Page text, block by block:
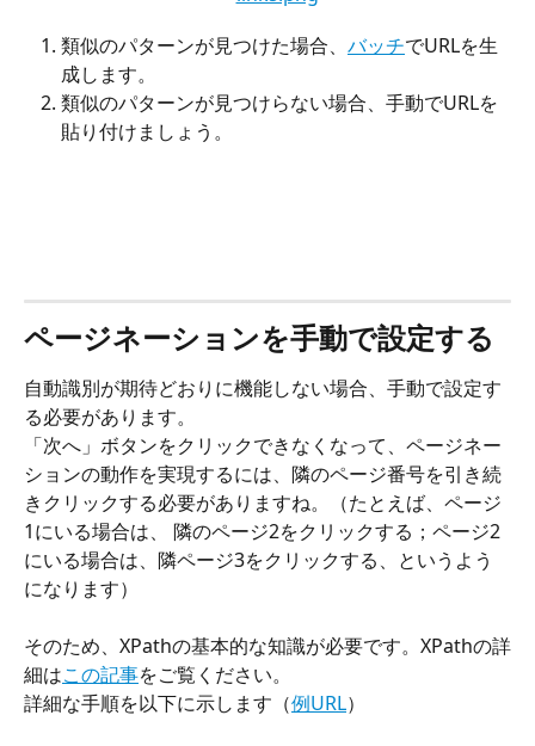
類似のパターンが見つけた場合、 バッチでURLを生
成します。
類似のパターンが見つけらない場合、手動でURLを
貼り付けましょう。
ページネーションを手動で設定する
自動識別が期待どおりに機能しない場合、手動で設定す
る必要があります。
「次へ」ボタンをクリックできなくなって、ページネー
ションの動作を実現するには、隣のページ番号を引き続
きクリックする必要がありますね。（たとえば、ページ
1にいる場合は、 隣のページ2をクリックする；ページ2
にいる場合は、隣ページ3をクリックする、というよう
になります）
そのため、XPathの基本的な知識が必要です。XPathの詳
細はこの記事をご覧ください。
詳細な手順を以下に示します（例URL）